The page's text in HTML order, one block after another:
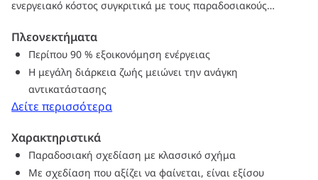
ενεργειακό κόστος συγκριτικά με τους παραδοσιακούς
Πλεονεκτήματα
Περίπου 90 % εξοικονόμηση ενέργειας
Η μεγάλη διάρκεια ζωής μειώνει την ανάγκη
αντικατάστασης
Δείτε περισσότερα
Χαρακτηριστικά
Παραδοσιακή σχεδίαση με κλασσικό σχήμα
Με σχεδίαση που αξίζει να φαίνεται, είναι εξίσου